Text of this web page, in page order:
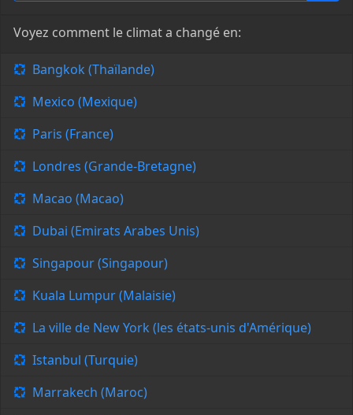
Voyez comment le climat a changé en:
Bangkok (Thaïlande)
Mexico (Mexique)
Paris (France)
Londres (Grande-Bretagne)
Macao (Macao)
Dubai (Emirats Arabes Unis)
Singapour (Singapour)
Kuala Lumpur (Malaisie)
La ville de New York (les états-unis d'Amérique)
Istanbul (Turquie)
Marrakech (Maroc)